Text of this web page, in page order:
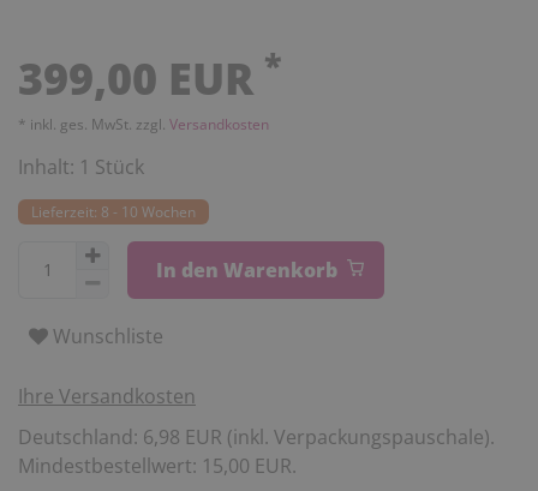
399,00 EUR *
* inkl. ges. MwSt. zzgl. Versandkosten
Inhalt: 1 Stück
Lieferzeit: 8 - 10 Wochen
In den Warenkorb
Wunschliste
Ihre Versandkosten
Deutschland: 6,98 EUR (inkl. Verpackungspauschale).
Mindestbestellwert: 15,00 EUR.